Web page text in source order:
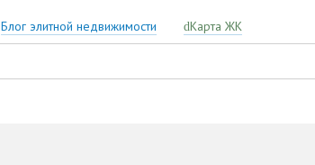
Блог элитной недвижимости Карта ЖК